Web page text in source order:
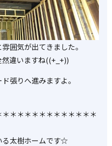
囲気が出てきました。
違いますね((+_+))
張りへ進みますよ。
＊＊＊＊＊＊＊＊＊＊＊＊
太樹ホームです☆